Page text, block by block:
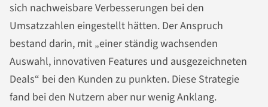
sich nachweisbare Verbesserungen bei den
Umsatzzahlen eingestellt hätten. Der Anspruch
bestand darin, mit „einer ständig wachsenden
Auswahl, innovativen Features und ausgezeichneten
Deals“ bei den Kunden zu punkten. Diese Strategie
fand bei den Nutzern aber nur wenig Anklang.